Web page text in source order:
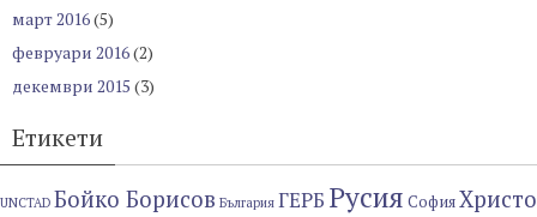
март 2016(5)
февруари 2016(2)
декември 2015 (3)
Етикети
UNCTAD Бойко Борисов България ГЕРБ Русия СофияХристо